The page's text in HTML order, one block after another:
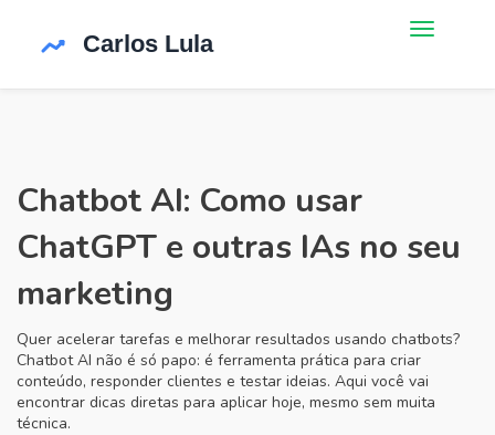
Chatbot AI: Como usar
ChatGPT e outras IAs no seu
marketing
Quer acelerar tarefas e melhorar resultados usando chatbots?
Chatbot AI não é só papo: é ferramenta prática para criar
conteúdo, responder clientes e testar ideias. Aqui você vai
encontrar dicas diretas para aplicar hoje, mesmo sem muita
técnica.